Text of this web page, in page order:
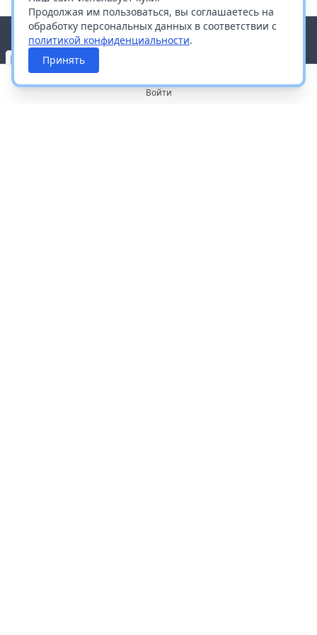
Продолжая им пользоваться, вы соглашаетесь на
обработку персональных данных в соответствии с
политикой конфиденциальности.
Принять
Войти